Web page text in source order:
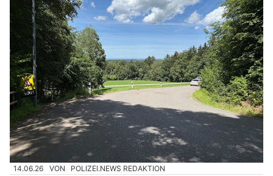
14.06.26 VON POLIZEI.NEWS REDAKTION